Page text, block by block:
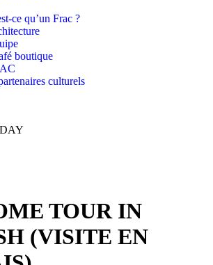
ce qu’un Frac ?
boutique
culturels
TOUR IN
(VISITE EN